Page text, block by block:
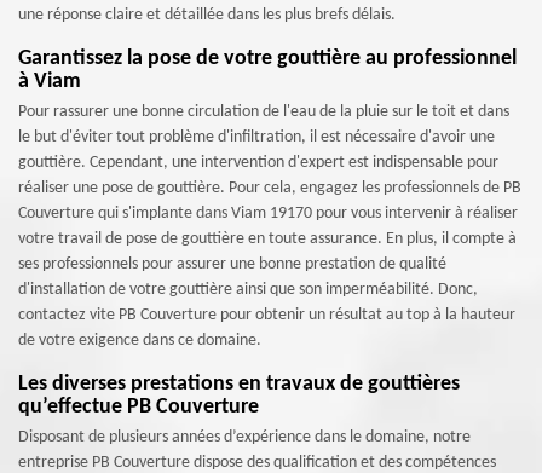
une réponse claire et détaillée dans les plus brefs délais.
Garantissez la pose de votre gouttière au professionnel
à Viam
Pour rassurer une bonne circulation de l'eau de la pluie sur le toit et dans
le but d'éviter tout problème d'infiltration, il est nécessaire d'avoir une
gouttière. Cependant, une intervention d'expert est indispensable pour
réaliser une pose de gouttière. Pour cela, engagez les professionnels de PB
Couverture qui s'implante dans Viam 19170 pour vous intervenir à réaliser
votre travail de pose de gouttière en toute assurance. En plus, il compte à
ses professionnels pour assurer une bonne prestation de qualité
d'installation de votre gouttière ainsi que son imperméabilité. Donc,
contactez vite PB Couverture pour obtenir un résultat au top à la hauteur
de votre exigence dans ce domaine.
Les diverses prestations en travaux de gouttières
qu’effectue PB Couverture
Disposant de plusieurs années d’expérience dans le domaine, notre
entreprise PB Couverture dispose des qualification et des compétences